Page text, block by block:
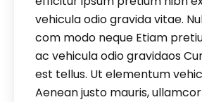
vehicula odio gravida vitae.
com modo neque Etiam
ac vehicula odio gravidaos
est tellus. Ut elementum
Aenean justo mauris,